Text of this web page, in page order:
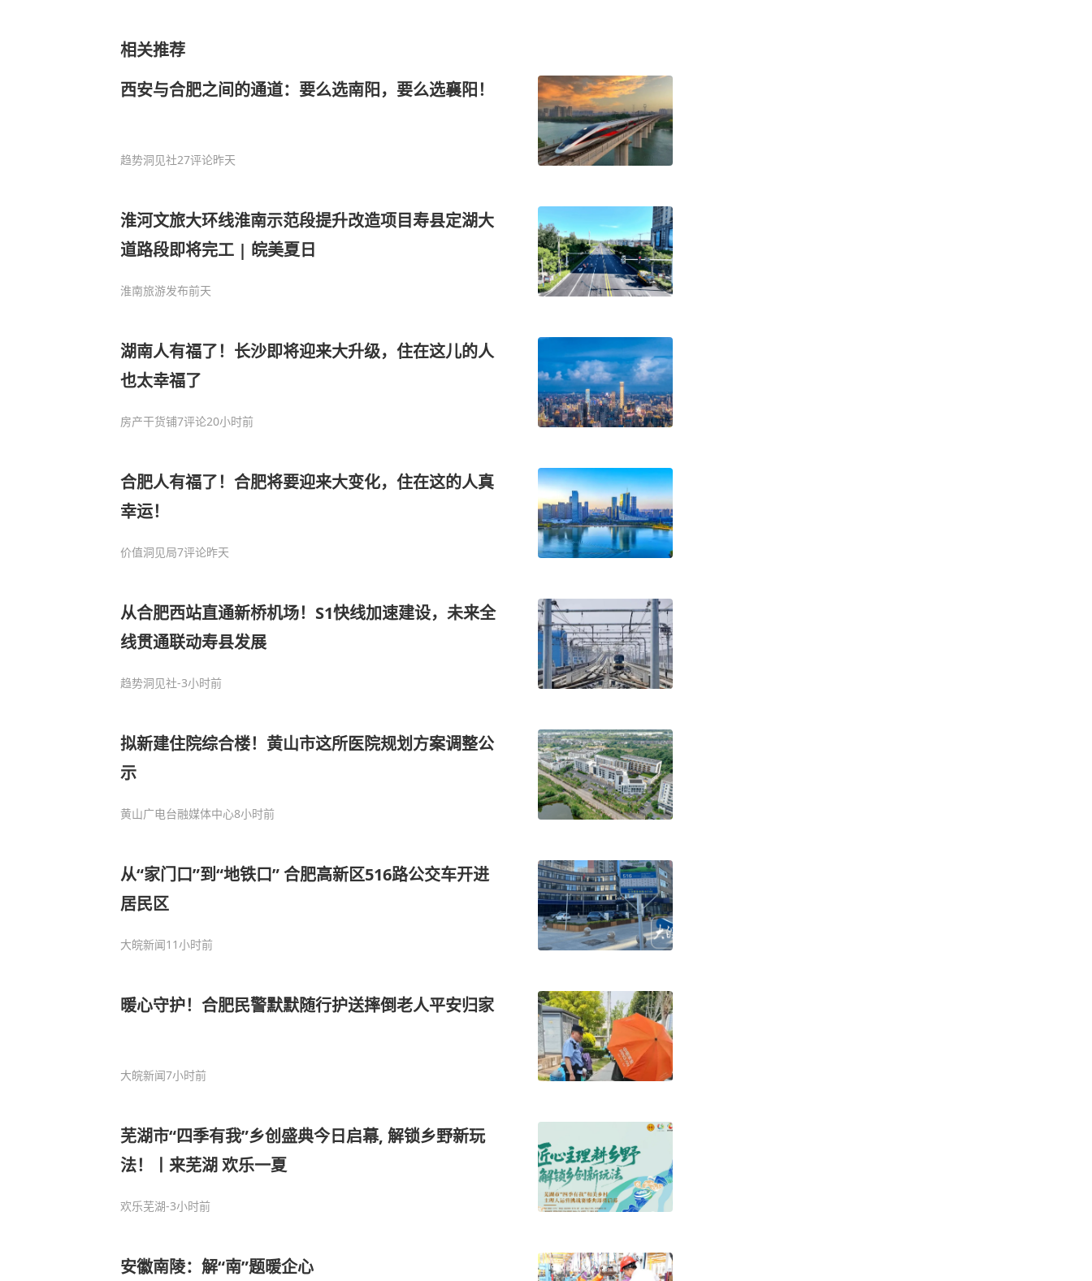
相关推荐
西安与合肥之间的通道：要么选南阳，要么选襄阳！
趋势洞见社27评论昨天
淮河文旅大环线淮南示范段提升改造项目寿县定湖大
道路段即将完工 | 皖美夏日
淮南旅游发布前天
湖南人有福了！长沙即将迎来大升级，住在这儿的人
也太幸福了
房产干货铺7评论20小时前
合肥人有福了！合肥将要迎来大变化，住在这的人真
幸运！
价值洞见局7评论昨天
从合肥西站直通新桥机场！S1快线加速建设，未来全
线贯通联动寿县发展
趋势洞见社-3小时前
拟新建住院综合楼！黄山市这所医院规划方案调整公
示
黄山广电台融媒体中心8小时前
从“家门口”到“地铁口” 合肥高新区516路公交车开进
居民区
大皖新闻11小时前
暖心守护！合肥民警默默随行护送摔倒老人平安归家
大皖新闻7小时前
芜湖市“四季有我”乡创盛典今日启幕, 解锁乡野新玩
法！丨来芜湖 欢乐一夏
欢乐芜湖-3小时前
安徽南陵：解“南”题暖企心